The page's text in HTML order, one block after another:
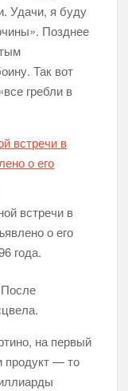
Удачи, я буду
Позднее
Так вот
гребли в
встречи в
о его
года.
на первый
продукт — то